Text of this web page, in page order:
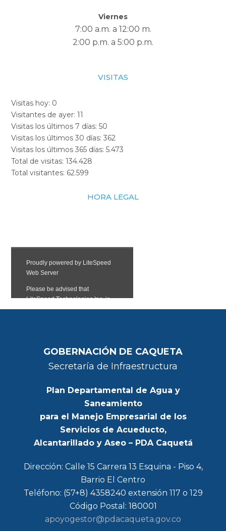
Viernes
7:00 a.m. a 12:00 m.
2:00 p.m. a 5:00 p.m.
VISITAS
Visitas hoy: 0
Visitantes de ayer:11
Visitas los últimos 7 días:50
Visitas los últimos 30 días:362
Visitas los últimos 365 días:5.473
Total de visitas:134.428
Total visitantes: 62.599
HORA LEGAL
GOBERNACIÓN DE CAQUETA
Secretaría de Infraestructura
Plan Departamental de Agua y
Saneamiento
para el Manejo Empresarial de los
Servicios de Acueducto,
Alcantarillado y Aseo – PDA Caquetá
Dirección: Calle 15 Carrera 13 Esquina - Piso 4,
Barrio El Centro
Teléfono: (57+8) 4358240 extensión 117 o 129
Código Postal: 180001
apoyogestor@pdacaqueta.gov.co